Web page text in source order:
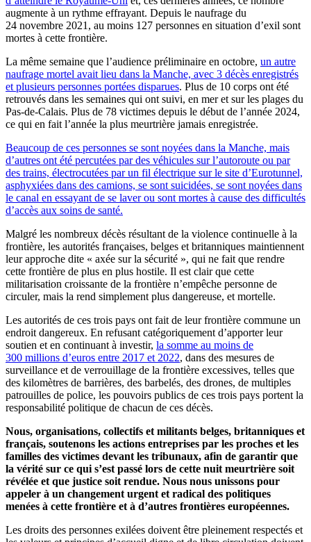
augmente à un rythme effrayant. Depuis le naufrage du
24 novembre 2021, au moins 127 personnes en situation d’exil sont
mortes à cette frontière.
La même semaine que l’audience préliminaire en octobre, un autre
naufrage mortel avait lieu dans la Manche, avec 3 décès enregistrés
et plusieurs personnes portées disparues. Plus de 10 corps ont été
retrouvés dans les semaines qui ont suivi, en mer et sur les plages du
Pas-de-Calais. Plus de 78 victimes depuis le début de l’année 2024,
ce qui en fait l’année la plus meurtrière jamais enregistrée.
Beaucoup de ces personnes se sont noyées dans la Manche, mais
d’autres ont été percutées par des véhicules sur l’autoroute ou par
des trains, électrocutées par un fil électrique sur le site d’Eurotunnel,
asphyxiées dans des camions, se sont suicidées, se sont noyées dans
le canal en essayant de se laver ou sont mortes à cause des difficultés
d’accès aux soins de santé.
Malgré les nombreux décès résultant de la violence continuelle à la
frontière, les autorités françaises, belges et britanniques maintiennent
leur approche dite « axée sur la sécurité », qui ne fait que rendre
cette frontière de plus en plus hostile. Il est clair que cette
militarisation croissante de la frontière n’empêche personne de
circuler, mais la rend simplement plus dangereuse, et mortelle.
Les autorités de ces trois pays ont fait de leur frontière commune un
endroit dangereux. En refusant catégoriquement d’apporter leur
soutien et en continuant à investir, la somme au moins de
300 millions d’euros entre 2017 et 2022, dans des mesures de
surveillance et de verrouillage de la frontière excessives, telles que
des kilomètres de barrières, des barbelés, des drones, de multiples
patrouilles de police, les pouvoirs publics de ces trois pays portent la
responsabilité politique de chacun de ces décès.
Nous, organisations, collectifs et militants belges, britanniques et
français, soutenons les actions entreprises par les proches et les
familles des victimes devant les tribunaux, afin de garantir que
la vérité sur ce qui s’est passé lors de cette nuit meurtrière soit
révélée et que justice soit rendue. Nous nous unissons pour
appeler à un changement urgent et radical des politiques
menées à cette frontière et à d’autres frontières européennes.
Les droits des personnes exilées doivent être pleinement respectés et